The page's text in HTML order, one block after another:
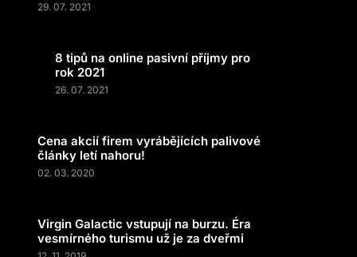
29. 07. 2021
8 tipů na online pasivní příjmy pro
rok 2021
26. 07. 2021
Cena akcií firem vyrábějících palivové
články letí nahoru!
02. 03. 2020
Virgin Galactic vstupují na burzu. Éra
vesmírného turismu už je za dveřmi